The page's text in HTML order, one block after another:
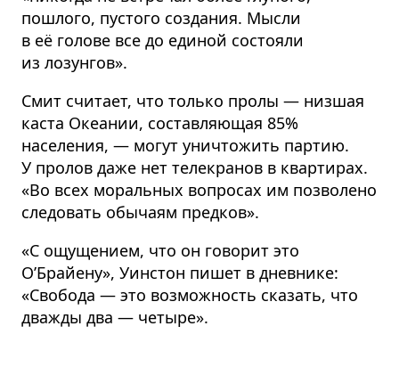
пошлого, пустого создания. Мысли
в её голове все до единой состояли
из лозунгов».
Смит считает, что только пролы — низшая
каста Океании, составляющая 85%
населения, — могут уничтожить партию.
У пролов даже нет телекранов в квартирах.
«Во всех моральных вопросах им позволено
следовать обычаям предков».
«С ощущением, что он говорит это
О’Брайену», Уинстон пишет в дневнике:
«Свобода — это возможность сказать, что
дважды два — четыре».